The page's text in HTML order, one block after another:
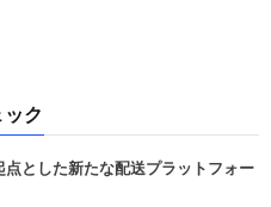
ク
とした新たな配送プラットフォー